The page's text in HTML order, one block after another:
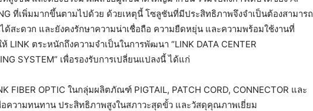
ที่เพิ่มมากขึ้นตามไปด้วย ด้วยเหตุนี้ โซลูชันที่มีประสิทธิภาพจึงจำเป็นต้องสามารถ
ด้สะดวก และยังคงรักษาความน่าเชื่อถือ ความยืดหยุ่น และความพร้อมใช้งานที่
LINK ตระหนักถึงความจำเป็นในการพัฒนา “LINK DATA CENTER
SYSTEM” เพื่อรองรับการเปลี่ยนแปลงนี้ ได้แก่
FIBER OPTIC ในกลุ่มผลิตภัณฑ์ PIGTAIL, PATCH CORD, CONNECTOR และ
อความทนทาน ประสิทธิภาพสูงในสภาวะสุดขั้ว และวัสดุคุณภาพเยี่ยม